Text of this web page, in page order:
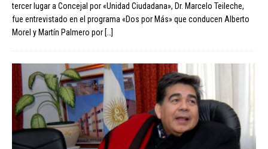
tercer lugar a Concejal por «Unidad Ciudadana», Dr. Marcelo Teileche,
fue entrevistado en el programa «Dos por Más» que conducen Alberto
Morel y Martín Palmero por […]